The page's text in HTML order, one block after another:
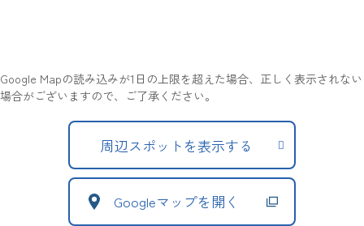
Google Mapの読み込みが1日の上限を超えた場合、正しく表示されない
場合がございますので、ご了承ください。
周辺スポットを表示する
Googleマップを開く